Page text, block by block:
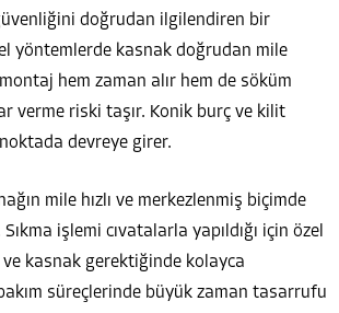
doğrudan ilgilendiren bir
yöntemlerde kasnak doğrudan mile
hem zaman alır hem de söküm
verme riski taşır. Konik burç ve kilit
devreye girer.
mile hızlı ve merkezlenmiş biçimde
işlemi cıvatalarla yapıldığı için özel
kasnak gerektiğinde kolayca
süreçlerinde büyük zaman tasarrufu